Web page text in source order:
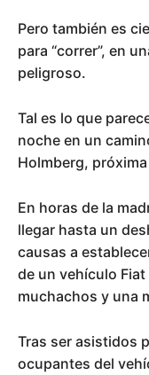
Pero también es
para “correr”, en
peligroso.
Tal es lo que
noche en un
Holmberg,
En horas de la
llegar hasta un
causas a
de un vehículo
muchachos y una
Tras ser asistidos
ocupantes del